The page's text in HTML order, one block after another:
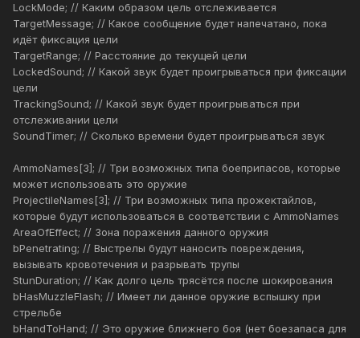
LockMode; // Каким образом цель отслеживается
TargetMessage; // Какое сообщение будет напечатано, пока
идёт фиксация цели
TargetRange; // Расстояние до текущей цели
LockedSound; // Какой звук будет проигрываться при фиксации
цели
TrackingSound; // Какой звук будет проигрываться при
отслеживании цели
SoundTimer; // Сколько времени будет проигрываться звук
AmmoNames[3]; // Три возможных типа боеприпасов, которые
может использовать это оружие
ProjectileNames[3]; // Три возможных типа прожектайлов,
которые будут использоваться в соответствии с AmmoNames
AreaOfEffect; // Зона поражения данного оружия
bPenetrating; // Выстрелы будут наносить повреждения,
вызывать кровотечения и разрывать трупы
StunDuration; // Как долго цель трясётся после шокирования
bHasMuzzleFlash; // Имеет ли данное оружие вспышку при
стрельбе
bHandToHand; // Это оружие ближнего боя (нет боезапаса для